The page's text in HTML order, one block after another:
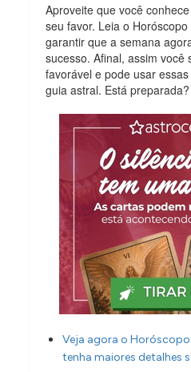
Aproveite que você
seu favor. Leia o
garantir que a semana
sucesso. Afinal, assim você
favorável e pode usar
guia astral. Está
Veja agora o
tenha maiores detalhes